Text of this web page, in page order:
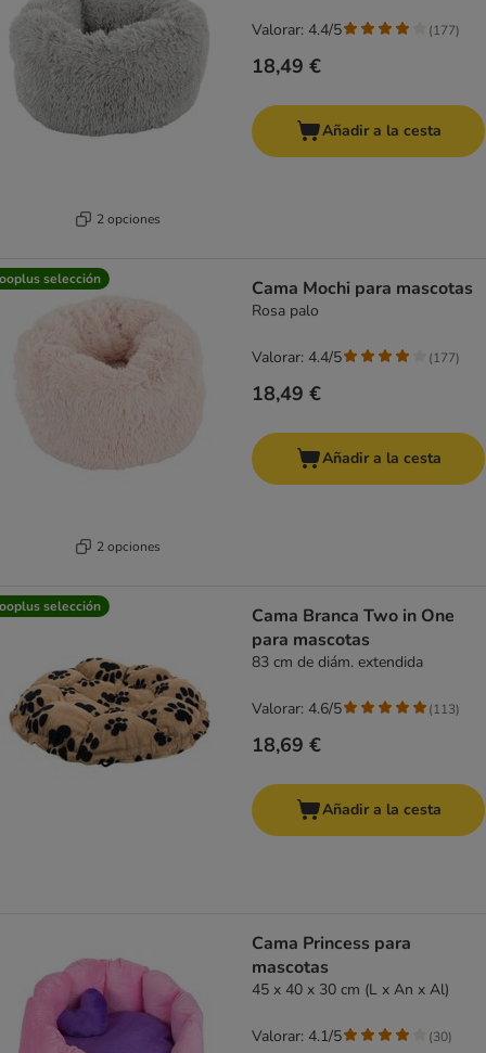
2 opciones
18,49 €
Valorar: 4.4/5 (177)
Añadir a la cesta
selección
2 opciones
Cama Mochi para mascotas
Rosa palo
18,49 €
Valorar: 4.4/5 (177)
Añadir a la cesta
selección
Cama Branca Two in One
para mascotas
83 cm de diám. extendida
18,69 €
Valorar: 4.6/5 (113)
Añadir a la cesta
Cama Princess para
mascotas
45 x 40 x 30 cm (L x An x Al)
Valorar: 4.1/5 (30)